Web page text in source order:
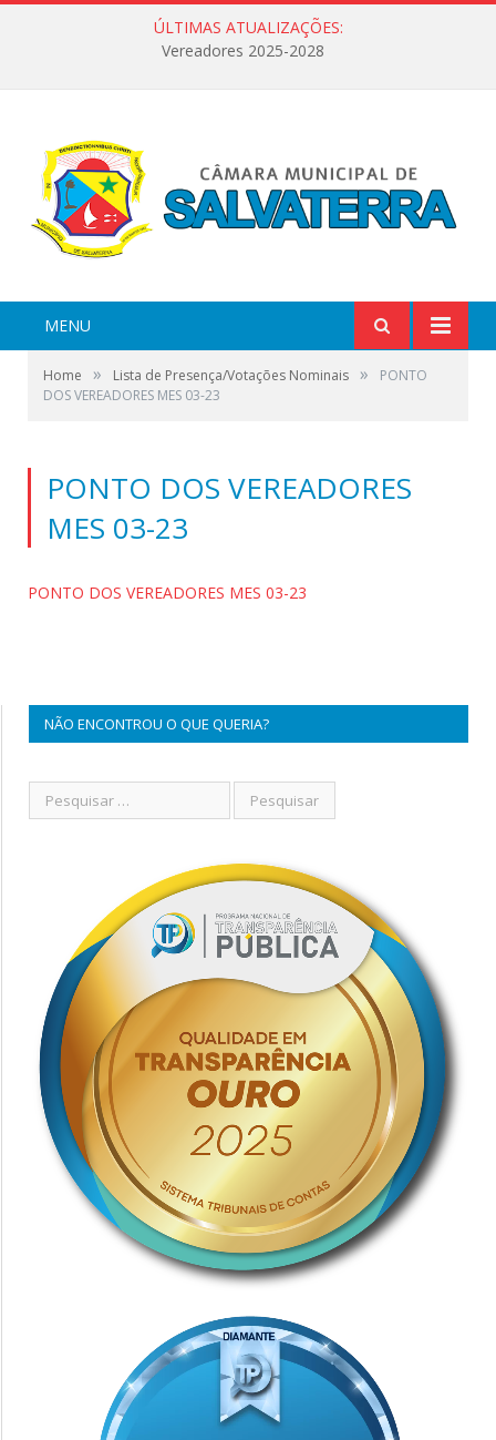
ÚLTIMAS ATUALIZAÇÕES:
Vereadores 2025-2028
MENU
Home » Lista de Presença/Votações Nominais »
PONTO
DOS VEREADORES MES 03-23
PONTO DOS VEREADORES
MES 03-23
PONTO DOS VEREADORES MES 03-23
NÃO ENCONTROU O QUE QUERIA?